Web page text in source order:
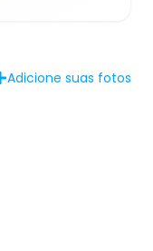
Adicione suas fotos